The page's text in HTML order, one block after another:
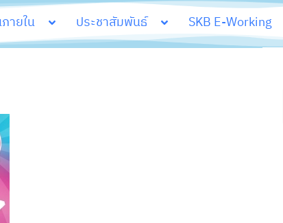
ายใน ประชาสัมพันธ์ SKB E-Working